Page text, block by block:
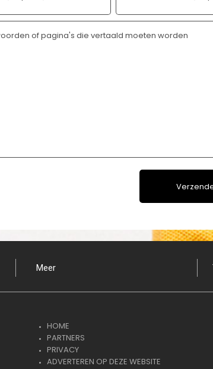
Meer
HOME
PARTNERS
PRIVACY
ADVERTEREN OP DEZE WEBSITE